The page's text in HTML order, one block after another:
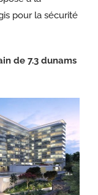
pour la sécurité
de 7.3 dunams